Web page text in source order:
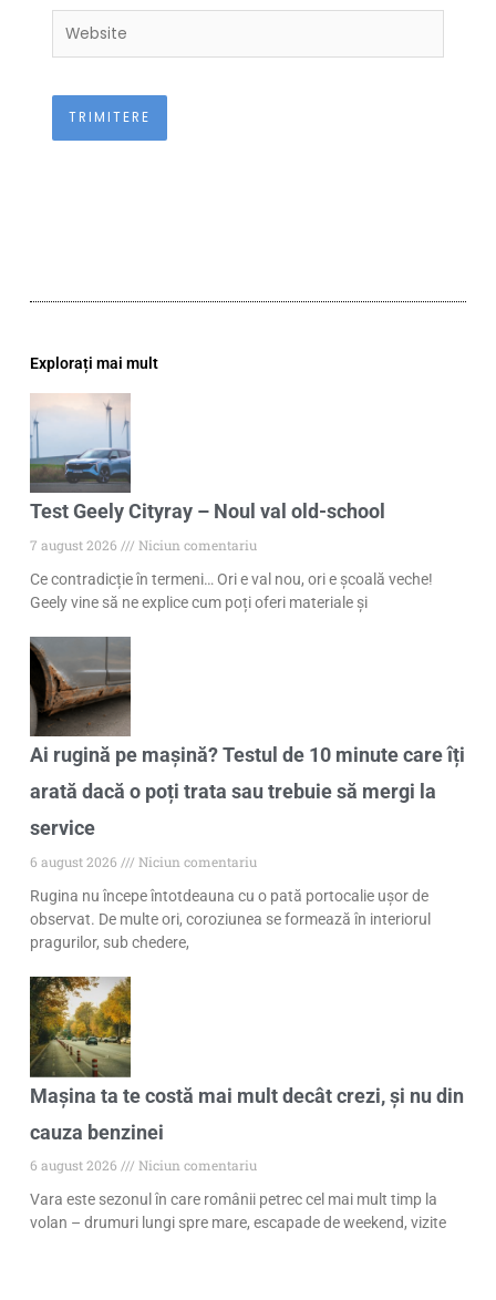
Website
Explorați mai mult
Test Geely Cityray – Noul val old-school
7 august 2026
Niciun comentariu
Ce contradicție în termeni… Ori e val nou, ori e școală veche!
Geely vine să ne explice cum poți oferi materiale și
Ai rugină pe mașină? Testul de 10 minute care îți
arată dacă o poți trata sau trebuie să mergi la
service
6 august 2026
Niciun comentariu
Rugina nu începe întotdeauna cu o pată portocalie ușor de
observat. De multe ori, coroziunea se formează în interiorul
pragurilor, sub chedere,
Mașina ta te costă mai mult decât crezi, și nu din
cauza benzinei
6 august 2026
Niciun comentariu
Vara este sezonul în care românii petrec cel mai mult timp la
volan – drumuri lungi spre mare, escapade de weekend, vizite